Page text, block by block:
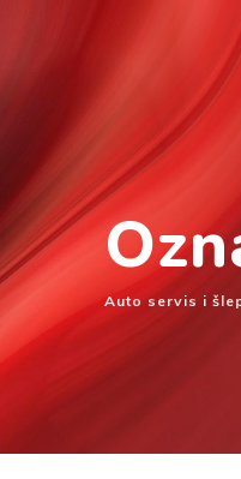
Auto servis i